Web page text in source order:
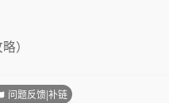
）
问题反馈|补链